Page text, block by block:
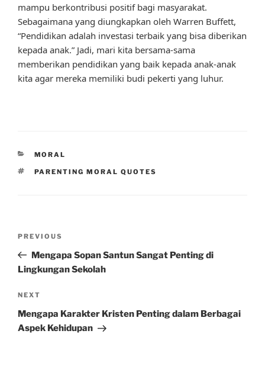
mampu berkontribusi positif bagi masyarakat.
Sebagaimana yang diungkapkan oleh Warren Buffett,
“Pendidikan adalah investasi terbaik yang bisa diberikan
kepada anak.” Jadi, mari kita bersama-sama
memberikan pendidikan yang baik kepada anak-anak
kita agar mereka memiliki budi pekerti yang luhur.
CATEGORIES
MORAL
TAGS
PARENTING MORAL QUOTES
Previous
Post
PREVIOUS
Mengapa Sopan Santun Sangat Penting di
Lingkungan Sekolah
Next
Post
NEXT
Mengapa Karakter Kristen Penting dalam Berbagai
Aspek Kehidupan